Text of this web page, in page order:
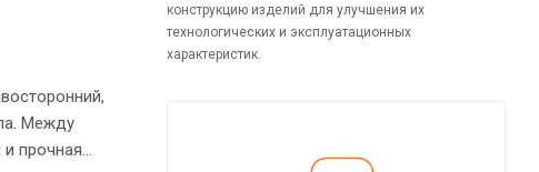
Между
прочная
конструкцию изделий для улучшения их
технологических и эксплуатационных
характеристик.